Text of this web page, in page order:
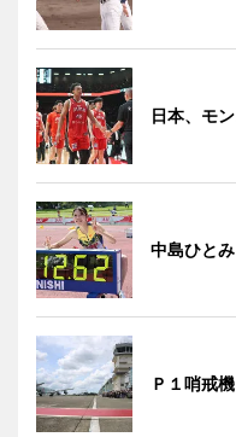
日本、モ
中島ひと
Ｐ１哨戒